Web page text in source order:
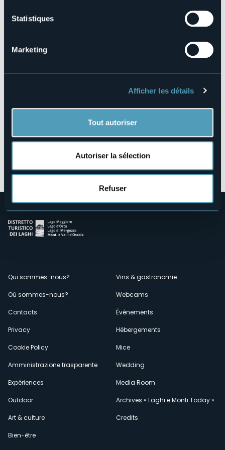
Statistiques
Marketing
Afficher les détails
Tout autoriser
Autoriser la sélection
Refuser
Parco Maulini, 1
28887 - Omegna (VB)
Ouvrir la carte
Menù
secondario
Qui sommes-nous?
Où sommes-nous?
Contacts
Privacy
Cookie Policy
Amministrazione trasparente
Expériences
Outdoor
Art & culture
Bien-être
Vins & gastronomie
Webcams
Événements
Hébergements
Mice
Wedding
Media Room
Archives « Laghi e Monti Today »
Credits